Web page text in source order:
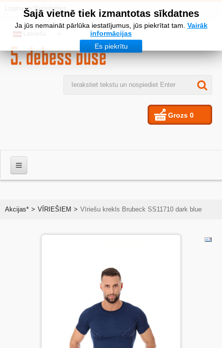
Šajā vietnē tiek izmantotas sīkdatnes
Ja jūs nemaināt pārlūka iestatījumus, jūs piekrītat tam. Vairāk
informācijas
Es piekrītu
vai Reģistrēties
Grozs 0
Akcijas* > VĪRIEŠIEM > Vīriešu krekls Brubeck SS11710 dark blue